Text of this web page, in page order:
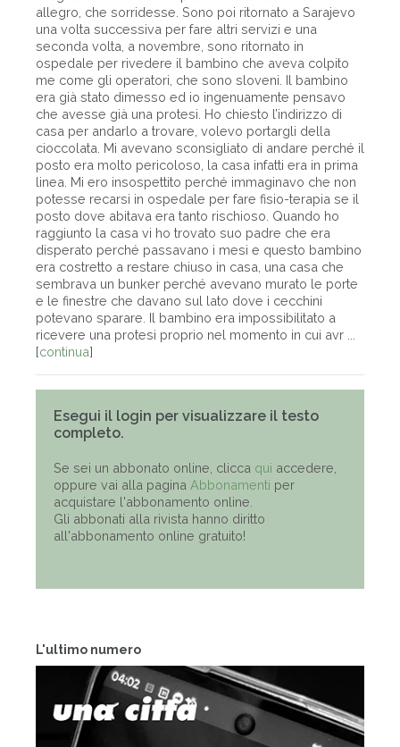
L'ultimo numero
allegro, che sorridesse. Sono poi ritornato a Sarajevo
una volta successiva per fare altri servizi e una
seconda volta, a novembre, sono ritornato in
ospedale per rivedere il bambino che aveva colpito
me come gli operatori, che sono sloveni. Il bambino
era già stato dimesso ed io ingenuamente pensavo
che avesse già una protesi. Ho chiesto l’indirizzo di
casa per andarlo a trovare, volevo portargli della
cioccolata. Mi avevano sconsigliato di andare perché il
posto era molto pericoloso, la casa infatti era in prima
linea. Mi ero insospettito perché immaginavo che non
potesse recarsi in ospedale per fare fisio-terapia se il
posto dove abitava era tanto rischioso. Quando ho
raggiunto la casa vi ho trovato suo padre che era
disperato perché passavano i mesi e questo bambino
era costretto a restare chiuso in casa, una casa che
sembrava un bunker perché avevano murato le porte
e le finestre che davano sul lato dove i cecchini
potevano sparare. Il bambino era impossibilitato a
ricevere una protesi proprio nel momento in cui avr ...
[continua]
Esegui il login per visualizzare il testo
completo.
Se sei un abbonato online, clicca qui accedere,
oppure vai alla pagina Abbonamenti per
acquistare l'abbonamento online.
Gli abbonati alla rivista hanno diritto
all'abbonamento online gratuito!